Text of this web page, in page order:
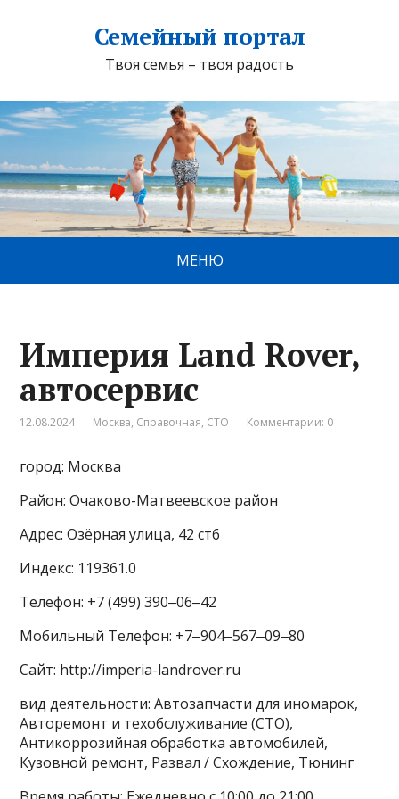
Семейный портал
Твоя семья – твоя радость
МЕНЮ
Империя Land Rover,
автосервис
12.08.2024 Москва, Справочная, СТО Комментарии: 0
город: Москва
Район: Очаково-Матвеевское район
Адрес: Озёрная улица, 42 ст6
Индекс: 119361.0
Телефон: +7 (499) 390‒06‒42
Мобильный Телефон: +7‒904‒567‒09‒80
Сайт: http://imperia-landrover.ru
вид деятельности: Автозапчасти для иномарок,
Авторемонт и техобслуживание (СТО),
Антикоррозийная обработка автомобилей,
Кузовной ремонт, Развал / Схождение, Тюнинг